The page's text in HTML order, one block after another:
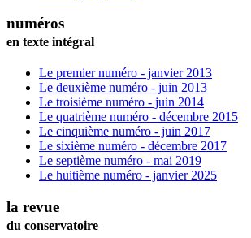
numéros
en texte intégral
Le premier numéro - janvier 2013
Le deuxième numéro - juin 2013
Le troisième numéro - juin 2014
Le quatrième numéro - décembre 2015
Le cinquième numéro - juin 2017
Le sixième numéro - décembre 2017
Le septième numéro - mai 2019
Le huitième numéro - janvier 2025
la revue
du conservatoire